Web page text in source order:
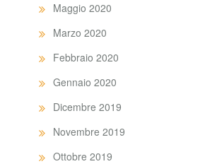
Maggio 2020
Marzo 2020
Febbraio 2020
Gennaio 2020
Dicembre 2019
Novembre 2019
Ottobre 2019